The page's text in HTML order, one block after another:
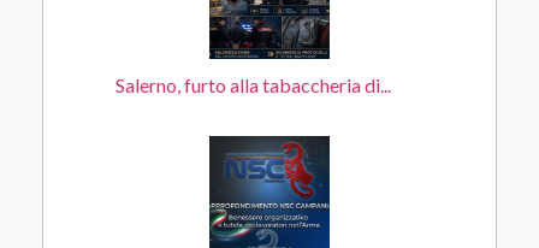
Salerno, furto alla tabaccheria di...